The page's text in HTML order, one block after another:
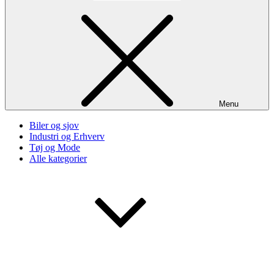
Menu
Biler og sjov
Industri og Erhverv
Tøj og Mode
Alle kategorier